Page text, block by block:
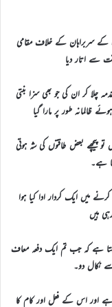
کے سربراہان کے خلاف مقامی
سے اتار دیا
چلا کر ان کی جو بھی سزا بنتی
ظالمانہ طور پر مارا گیا
پیچھے بعض طاقتوں کی شہ ہوتی
ہے۔
میں ایک کردار ادا کیا ہوا
ہیں
ہے کہ جب تم ایک دفعہ معاف
نکال دو۔
اور اس کے فعل اور کام کا